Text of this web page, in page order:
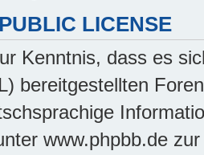
LICENSE
Kenntnis, dass es
bereitgestellten
www.phpbb.de